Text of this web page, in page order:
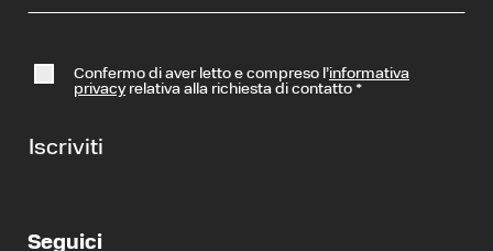
Confermo di aver letto e compreso l’informativa
privacyrelativa alla richiesta di contatto *
Iscriviti
Seguici